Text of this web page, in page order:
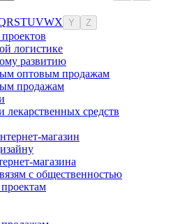
RSTUVWX Y Z
логистике
развитию
оптовым продажам
продажам
лекарственных средств
магазин
магазина
с общественностью